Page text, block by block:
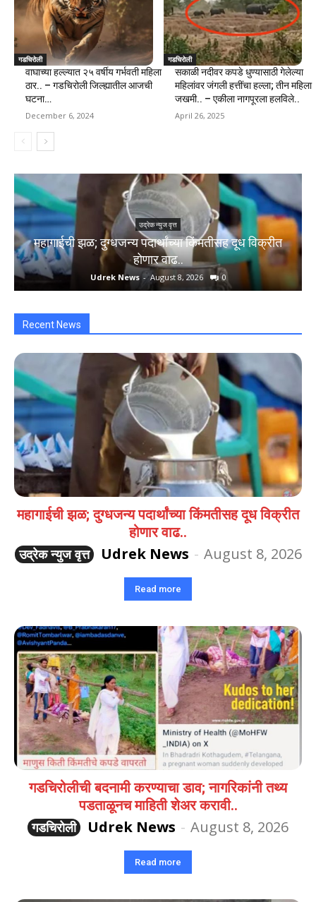
गडचिरोली
वाघाच्या हल्ल्यात २५ वर्षीय गर्भवती महिला
ठार.. – गडचिरोली जिल्ह्यातील आजची
घटना…
December 6, 2024
गडचिरोली
सकाळी नदीवर कपडे धुण्यासाठी गेलेल्या
महिलांवर जंगली हत्तींचा हल्ला; तीन महिला
जखमी.. – एकीला नागपूरला हलविले..
April 26, 2025
उद्रेक न्युज वृत्त
महागाईची झळ; दुग्धजन्य पदार्थांच्या किंमतीसह दूध विक्रीत
होणार वाढ..
Udrek News - August 8, 2026 0
Recent News
महागाईची झळ; दुग्धजन्य पदार्थांच्या किंमतीसह दूध विक्रीत
होणार वाढ..
उद्रेक न्युज वृत्त
Udrek News - August 8, 2026
Read more
गडचिरोलीची बदनामी करण्याचा डाव; नागरिकांनी तथ्य
पडताळूनच माहिती शेअर करावी..
गडचिरोली
Udrek News - August 8, 2026
Read more